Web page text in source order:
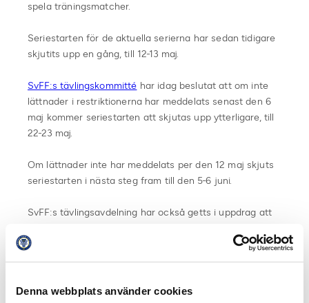
Denna webbplats använder cookies
spela träningsmatcher.
Seriestarten för de aktuella serierna har sedan tidigare
skjutits upp en gång, till 12-13 maj.
SvFF:s tävlingskommitté har idag beslutat att om inte
lättnader i restriktionerna har meddelats senast den 6
maj kommer seriestarten att skjutas upp ytterligare, till
22-23 maj.
Om lättnader inte har meddelats per den 12 maj skjuts
seriestarten i nästa steg fram till den 5-6 juni.
SvFF:s tävlingsavdelning har också getts i uppdrag att
restriktionerna kvarstår, med avrapportering till
tävlingskommittén i mitten av maj.
Dela på Facebook Dela på Twitter